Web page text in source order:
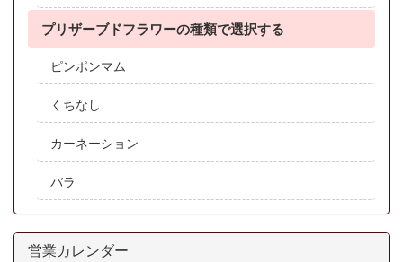
プリザーブドフラワーの種類で選択する
ピンポンマム
くちなし
カーネーション
バラ
営業カレンダー